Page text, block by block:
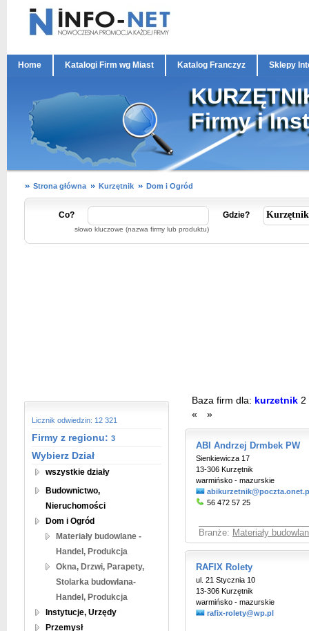
Home Katalogi Firm wg Miast Katalog Franczyz Sklepy
Firmy i
Strona główna Kurzętnik Dom i Ogród
Co?
słowo kluczowe (nazwa firmy lub produktu)
Gdzie?
Licznik odwiedzin: 12 321
Firmy z regionu: 3
Wybierz Dział
wszystkie działy
Budownictwo,
Nieruchomości
Dom i Ogród
Materiały budowlane -
Handel, Produkcja
Okna, Drzwi, Parapety,
Stolarka budowlana-
Handel, Produkcja
Instytucje, Urzędy
Przemysł
Baza firm dla: kurzetnik 2
«
»
ABI Andrzej Drmbek PW
Sienkiewicza 17
13-306 Kurzętnik
warmińsko - mazurskie
56 472 57 25
Branże: Materiały
RAFIX Rolety
ul. 21 Stycznia 10
13-306 Kurzętnik
warmińsko - mazurskie
rafix-rolety@wp.pl